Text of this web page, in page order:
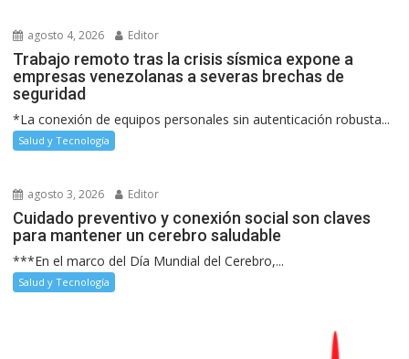
agosto 4, 2026 Editor
Trabajo remoto tras la crisis sísmica expone a
empresas venezolanas a severas brechas de
seguridad
*La conexión de equipos personales sin autenticación robusta...
Salud y Tecnología
agosto 3, 2026 Editor
Cuidado preventivo y conexión social son claves
para mantener un cerebro saludable
***En el marco del Día Mundial del Cerebro,...
Salud y Tecnología